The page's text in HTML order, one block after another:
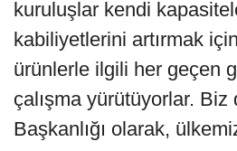
kuruluşlar kendi
kabiliyetlerini artırmak
ürünlerle ilgili her geçen
çalışma yürütüyorlar. Biz
Başkanlığı olarak,